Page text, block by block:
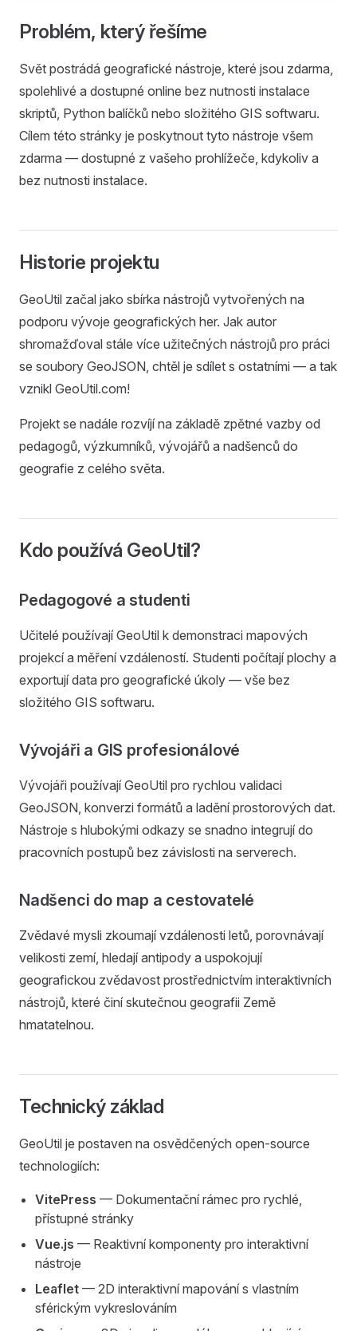
Problém, který řešíme
Svět postrádá geografické nástroje, které jsou zdarma,
spolehlivé a dostupné online bez nutnosti instalace
skriptů, Python balíčků nebo složitého GIS softwaru.
Cílem této stránky je poskytnout tyto nástroje všem
zdarma — dostupné z vašeho prohlížeče, kdykoliv a
bez nutnosti instalace.
Historie projektu
GeoUtil začal jako sbírka nástrojů vytvořených na
podporu vývoje geografických her. Jak autor
shromažďoval stále více užitečných nástrojů pro práci
se soubory GeoJSON, chtěl je sdílet s ostatními — a tak
vznikl GeoUtil.com!
Projekt se nadále rozvíjí na základě zpětné vazby od
pedagogů, výzkumníků, vývojářů a nadšenců do
geografie z celého světa.
Kdo používá GeoUtil?
Pedagogové a studenti
Učitelé používají GeoUtil k demonstraci mapových
projekcí a měření vzdáleností. Studenti počítají plochy a
exportují data pro geografické úkoly — vše bez
složitého GIS softwaru.
Vývojáři a GIS profesionálové
Vývojáři používají GeoUtil pro rychlou validaci
GeoJSON, konverzi formátů a ladění prostorových dat.
Nástroje s hlubokými odkazy se snadno integrují do
pracovních postupů bez závislosti na serverech.
Nadšenci do map a cestovatelé
Zvědavé mysli zkoumají vzdálenosti letů, porovnávají
velikosti zemí, hledají antipody a uspokojují
geografickou zvědavost prostřednictvím interaktivních
nástrojů, které činí skutečnou geografii Země
hmatatelnou.
Technický základ
GeoUtil je postaven na osvědčených open-source
technologiích:
VitePress — Dokumentační rámec pro rychlé,
přístupné stránky
Vue.js — Reaktivní komponenty pro interaktivní
nástroje
Leaflet — 2D interaktivní mapování s vlastním
sférickým vykreslováním